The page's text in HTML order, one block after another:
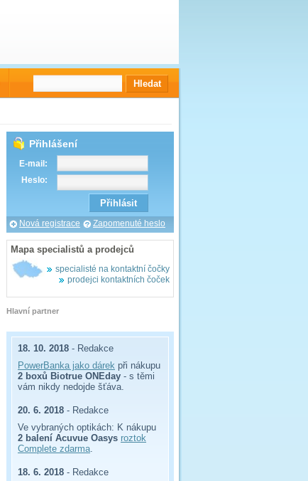
Přihlášení
E-mail:
Heslo:
Nová registrace Zapomenuté heslo
Mapa specialistů a prodejců
specialisté na kontaktní čočky
prodejci kontaktních čoček
Hlavní partner
18. 10. 2018 - Redakce
PowerBanka jako dárek při nákupu
2 boxů Biotrue ONEday - s těmi
vám nikdy nedojde šťáva.
20. 6. 2018 - Redakce
Ve vybraných optikách: K nákupu
2 balení Acuvue Oasys roztok
Complete zdarma.
18. 6. 2018 - Redakce